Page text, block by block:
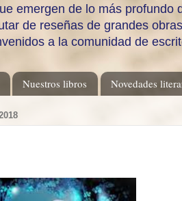
emergen de lo más
de reseñas de grandes
a la comunidad de
Nuestros libros Novedades